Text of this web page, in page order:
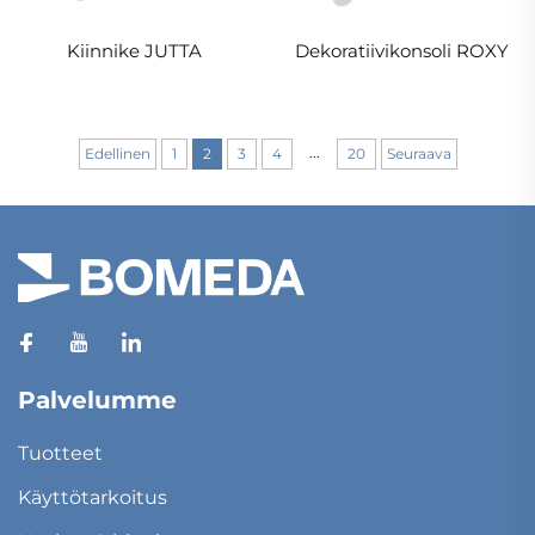
Kiinnike JUTTA Dekoratiivikonsoli ROXY
Edellinen 1 2 3 4 ... 20 Seuraava
Palvelumme
Tuotteet
Käyttötarkoitus